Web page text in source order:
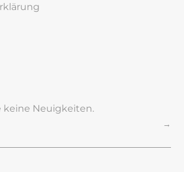
keine Neuigkeiten.
→